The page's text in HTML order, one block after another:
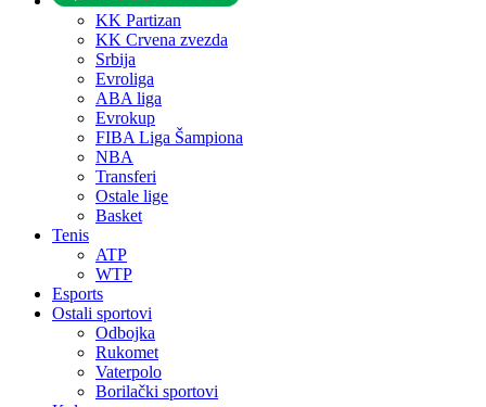
KK Partizan
KK Crvena zvezda
Srbija
Evroliga
ABA liga
Evrokup
FIBA Liga Šampiona
NBA
Transferi
Ostale lige
Basket
Tenis
ATP
WTP
Esports
Ostali sportovi
Odbojka
Rukomet
Vaterpolo
Borilački sportovi